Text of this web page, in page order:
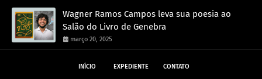
Wagner Ramos Campos leva sua poesia ao
Salão do Livro de Genebra
março 20, 2025
INÍCIO EXPEDIENTE CONTATO